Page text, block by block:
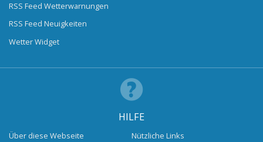
RSS Feed Wetterwarnungen
RSS Feed Neuigkeiten
Wetter Widget
HILFE
Über diese Webseite
Nützliche Links